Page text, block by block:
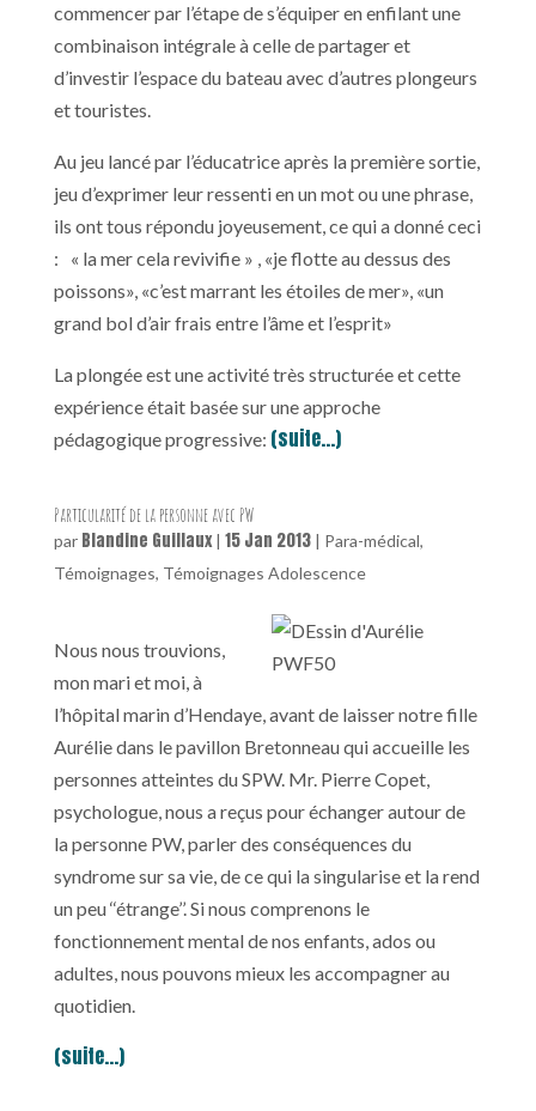
commencer par l’étape de s’équiper en enfilant une
combinaison intégrale à celle de partager et
d’investir l’espace du bateau avec d’autres plongeurs
et touristes.
Au jeu lancé par l’éducatrice après la première sortie,
jeu d’exprimer leur ressenti en un mot ou une phrase,
ils ont tous répondu joyeusement, ce qui a donné ceci
: « la mer cela revivifie » , «je flotte au dessus des
poissons», «c’est marrant les étoiles de mer», «un
grand bol d’air frais entre l’âme et l’esprit»
La plongée est une activité très structurée et cette
expérience était basée sur une approche
pédagogique progressive: (suite…)
Particularité de la personne avec PW
par Blandine Guillaux| 15 Jan 2013| Para-médical,
Témoignages, Témoignages Adolescence
Nous nous trouvions,
mon mari et moi, à
l’hôpital marin d’Hendaye, avant de laisser notre fille
Aurélie dans le pavillon Bretonneau qui accueille les
personnes atteintes du SPW. Mr. Pierre Copet,
psychologue, nous a reçus pour échanger autour de
la personne PW, parler des conséquences du
syndrome sur sa vie, de ce qui la singularise et la rend
un peu ‘‘étrange’’. Si nous comprenons le
fonctionnement mental de nos enfants, ados ou
adultes, nous pouvons mieux les accompagner au
quotidien.
(suite…)